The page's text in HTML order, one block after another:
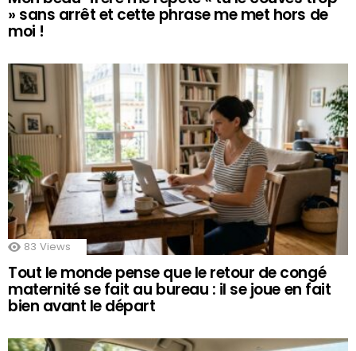
» sans arrêt et cette phrase me met hors de
moi !
83 Views
Tout le monde pense que le retour de congé
maternité se fait au bureau : il se joue en fait
bien avant le départ